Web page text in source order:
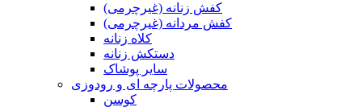
کفش زنانه (غیرچرمی)
کفش مردانه (غیرچرمی)
کلاه زنانه
دستکش زنانه
سایر پوشاک
محصولات پارچه ای و رودوزی
کوسن